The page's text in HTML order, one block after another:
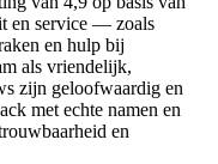
en service — zoals
en hulp bij
als vriendelijk,
zijn geloofwaardig en
met echte namen en
en